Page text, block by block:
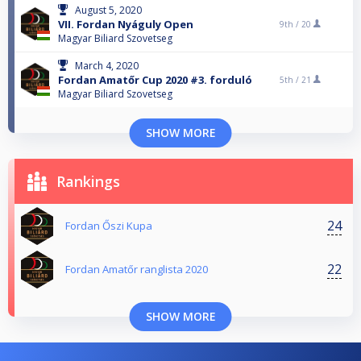
August 5, 2020
VII. Fordan Nyáguly Open
Magyar Biliard Szovetseg
9th / 20
March 4, 2020
Fordan Amatőr Cup 2020 #3. forduló
Magyar Biliard Szovetseg
5th / 21
SHOW MORE
Rankings
Fordan Őszi Kupa 24
Fordan Amatőr ranglista 2020 22
SHOW MORE